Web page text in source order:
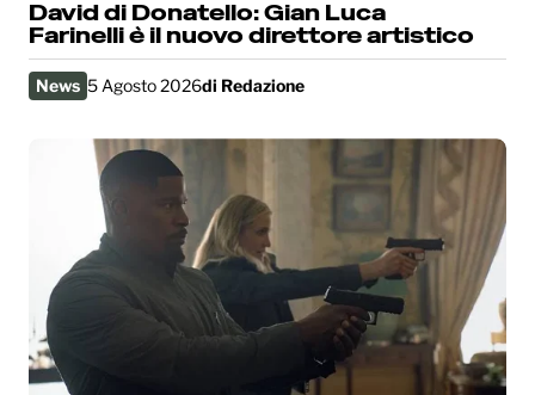
David di Donatello: Gian Luca
Farinelli è il nuovo direttore artistico
News 5 Agosto 2026di Redazione